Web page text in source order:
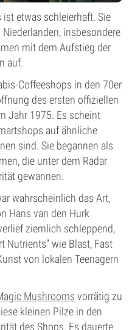
etwas schleierhaft. Sie
insbesondere
mit dem Aufstieg der
auf.
Coffeeshops in den 70er
des ersten offiziellen
Jahr 1975. Es scheint
auf ähnliche
sind. Sie begannen als
die unter dem Radar
gewannen.
wahrscheinlich das Art,
Hans van den Hurk
ziemlich schleppend,
Nutrients” wie Blast, Fast
von lokalen Teenagern
Mushrooms vorrätig zu
kleinen Pilze in den
des Shops. Es dauerte